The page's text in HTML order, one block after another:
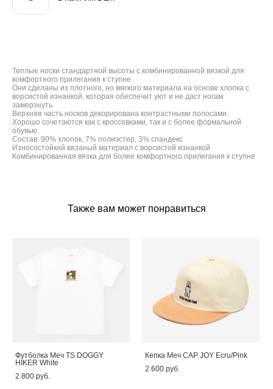
Теплые носки стандартной высоты с комбинированной вязкой для
комфортного прилегания к ступне.
Они сделаны из плотного, но мягкого материала на основе хлопка с
ворсистой изнанкой, которая обеспечит уют и не даст ногам
замерзнуть.
Верхняя часть носков декорирована контрастными полосами.
Хорошо сочетаются как с кроссовками, так и с более формальной
обувью.
Состав: 90% хлопок, 7% полиэстер, 3% спандекс
Износостойкий вязаный материал с ворсистой изнанкой
Комбинированная вязка для более комфортного прилегания к ступне
Также вам может понравиться
Футболка Меч TS DOGGY
HIKER White
2 800 pуб.
Кепка Меч CAP JOY Ecru/Pink
2 600 pуб.